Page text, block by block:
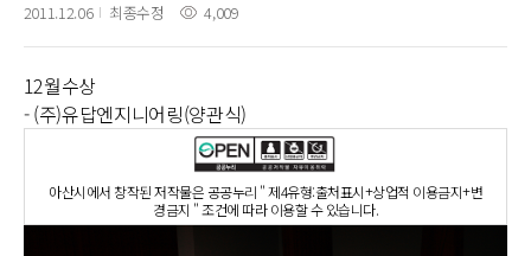
2011.12.06 최종수정 4,009
12월수상
- (주)유답엔지니어링(양관식)
아산시에서 창작된 저작물은 공공누리 " 제4유형:출처표시+상업적 이용금지+변
경금지 " 조건에 따라 이용할 수 있습니다.